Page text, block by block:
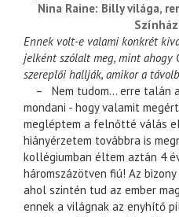
Nina Raine: Billy világa,
Ennek volt-e valami konkrét
jelként szólalt meg, mint ahogy
szereplői hallják, amikor a
– Nem tudom… erre talán a
mondani - hogy valamit
megléptem a felnőtté válás
hiányérzetem továbbra is
kollégiumban éltem aztán 4
háromszázötven fiú! Az
ahol szintén tud az ember
ennek a világnak az enyhítő